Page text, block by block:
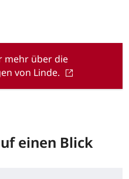
mehr über die
von Linde.
einen Blick